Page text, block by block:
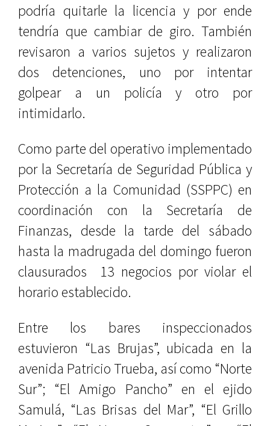
podría quitarle la licencia y por ende
tendría que cambiar de giro. También
revisaron a varios sujetos y realizaron
dos detenciones, uno por intentar
golpear a un policía y otro por
intimidarlo.
Como parte del operativo implementado
por la Secretaría de Seguridad Pública y
Protección a la Comunidad (SSPPC) en
coordinación con la Secretaría de
Finanzas, desde la tarde del sábado
hasta la madrugada del domingo fueron
clausurados 13 negocios por violar el
horario establecido.
Entre los bares inspeccionados
estuvieron “Las Brujas”, ubicada en la
avenida Patricio Trueba, así como “Norte
Sur”; “El Amigo Pancho” en el ejido
Samulá, “Las Brisas del Mar”, “El Grillo